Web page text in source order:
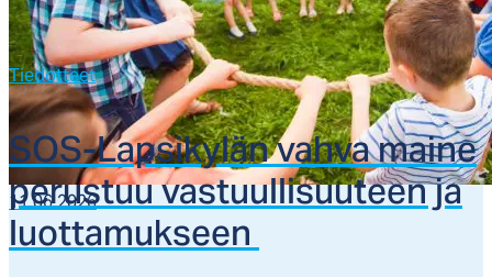
11.06.2026
Tiedotteet
SOS-Lap­si­ky­län vah­va mai­ne
pe­rus­tuu vas­tuul­li­suu­teen ja
luot­ta­muk­seen